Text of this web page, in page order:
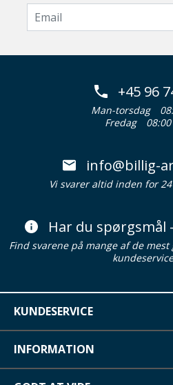
+45 96
Man-torsdag
Fredag
info@billig-
Vi svarer altid inden for
Har du spørgsmål
Find svarene på mange af de
KUNDESERVICE
INFORMATION